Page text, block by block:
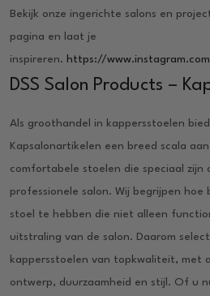
Bekijk onze ingerichte salons en
pagina en laat je
inspireren. https://
DSS Salon Products –
Als groothandel in kappersstoelen
Kapsalonartikelen een breed scala
comfortabele stoelen die speciaal zijn
professionele salon. Wij begrijpen hoe
stoel te hebben die niet alleen
uitstraling van de salon. Daarom
kappersstoelen van topkwaliteit, met
ontwerp, duurzaamheid en stijl. Of u